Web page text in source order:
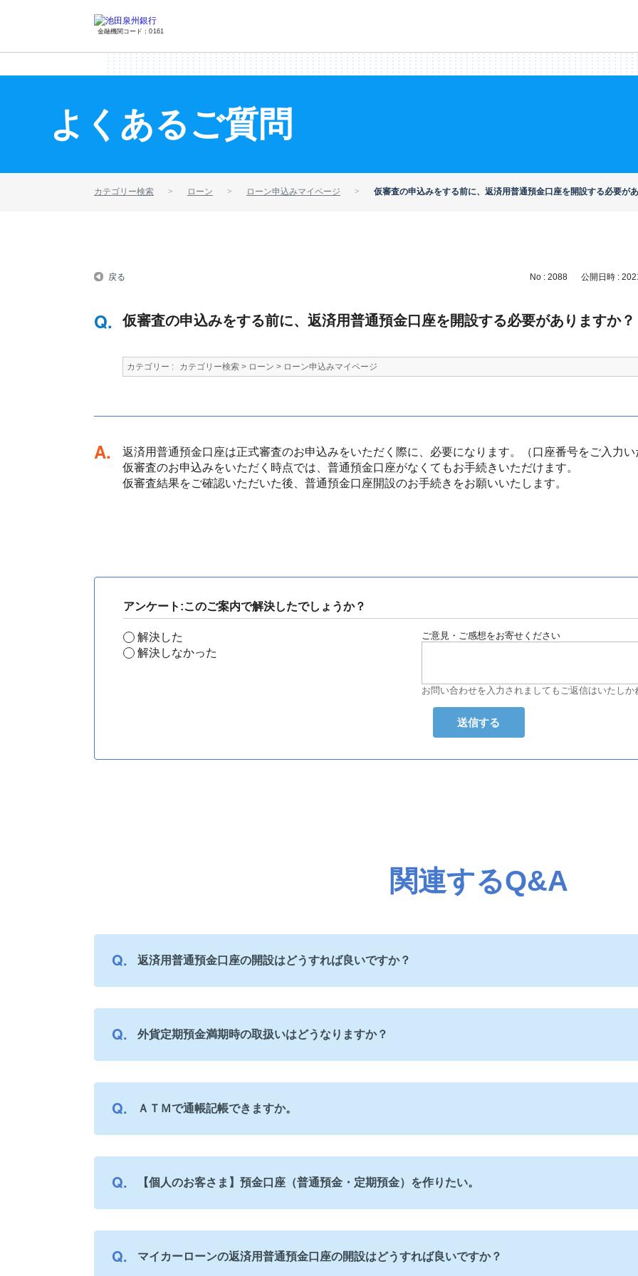
金融機関コード：0161
よくあるご質問
カテゴリー検索 ローン ローン申込みマイページ 仮審査の申込みをする前に、返済用普通預金口座を開設する必要が
戻る No : 2088 公開日時 :
仮審査の申込みをする前に、返済用普通預金口座を開設する必要がありますか？
カテゴリー : カテゴリー検索 > ローン > ローン申込みマイページ
回答
返済用普通預金口座は正式審査のお申込みをいただく際に、必要になります。（口座番号をご入力
仮審査のお申込みをいただく時点では、普通預金口座がなくてもお手続きいただけます。
仮審査結果をご確認いただいた後、普通預金口座開設のお手続きをお願いいたします。
アンケート:このご案内で解決したでしょうか？
解決した
解決しなかった
ご意見・ご感想をお寄せください
お問い合わせを入力されましてもご返信はいたしか
関連するQ&A
返済用普通預金口座の開設はどうすれば良いですか？
外貨定期預金満期時の取扱いはどうなりますか？
ＡＴＭで通帳記帳できますか。
【個人のお客さま】預金口座（普通預金・定期預金）を作りたい。
マイカーローンの返済用普通預金口座の開設はどうすれば良いですか？